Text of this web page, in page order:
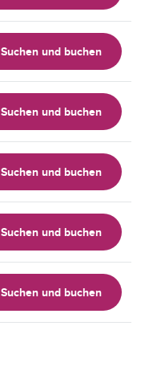
Suchen und buchen
Suchen und buchen
Suchen und buchen
Suchen und buchen
Suchen und buchen